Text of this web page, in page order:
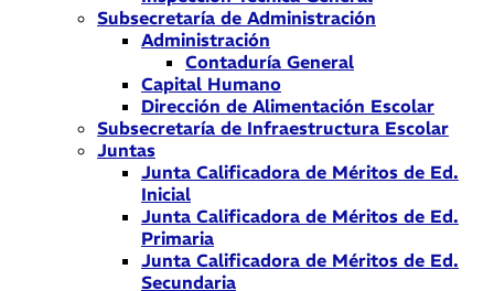
Subsecretaría de Administración
Administración
Contaduría General
Capital Humano
Dirección de Alimentación Escolar
Subsecretaría de Infraestructura Escolar
Juntas
Junta Calificadora de Méritos de Ed.
Inicial
Junta Calificadora de Méritos de Ed.
Primaria
Junta Calificadora de Méritos de Ed.
Secundaria